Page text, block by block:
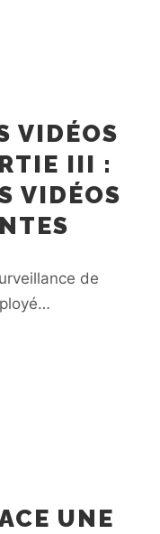
VIDÉOS
III :
VIDÉOS
de
UNE